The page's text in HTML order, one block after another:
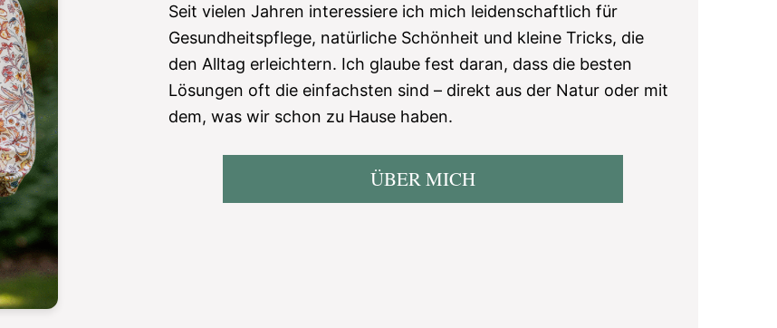
Seit vielen Jahren interessiere ich mich leidenschaftlich für
Gesundheitspflege, natürliche Schönheit und kleine Tricks, die
den Alltag erleichtern. Ich glaube fest daran, dass die besten
Lösungen oft die einfachsten sind – direkt aus der Natur oder mit
dem, was wir schon zu Hause haben.
ÜBER MICH